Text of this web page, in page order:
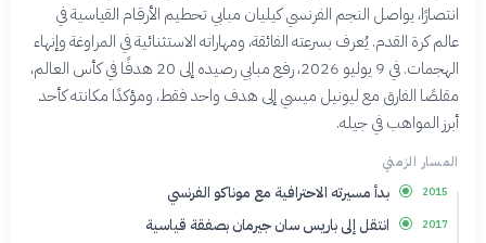
انتصارًا، يواصل النجم الفرنسي كيليان مبابي تحطيم الأرقام القياسية في
عالم كرة القدم. يُعرف بسرعته الفائقة، ومهاراته الاستثنائية في المراوغة وإنهاء
الهجمات. في 9 يوليو 2026، رفع مبابي رصيده إلى 20 هدفًا في كأس العالم،
مقلصًا الفارق مع ليونيل ميسي إلى هدف واحد فقط، ومؤكدًا مكانته كأحد
أبرز المواهب في جيله.
المسار الزمني
2015 بدأ مسيرته الاحترافية مع موناكو الفرنسي
2017 انتقل إلى باريس سان جيرمان بصفقة قياسية